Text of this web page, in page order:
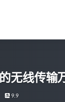
无线传输
9.9